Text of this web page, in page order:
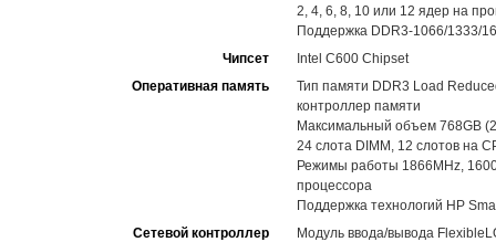
2, 4, 6, 8, 10 или 12 ядер на
Поддержка DDR3-1066/1333/
Чипсет
Intel C600 Chipset
Оперативная память
Тип памяти DDR3 Load
контроллер памяти
Максимальный объем 768GB
24 слота DIMM, 12 слотов на
Режимы работы 1866MHz,
процессора
Поддержка технологий HP
Сетевой контроллер
Модуль ввода/вывода